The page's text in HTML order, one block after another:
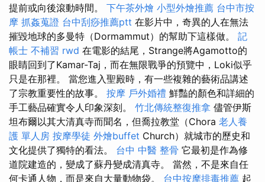
提前或向後滾動時間。 下午茶外燴 小型外燴推薦 台中市按
摩 抓姦蒐證 台中刮痧推薦ptt 在影片中，奇異的人在無法
摧毀地球的多曼特（Dormammut）的幫助下這樣做。 記
帳士 不補習 rwd 在電影的結尾，Strange將Agamotto的
眼睛回到了Kamar-Taj，而在無限戰爭的預覽中，Loki似乎
只是在那裡。 當您進入聖殿時，有一些複雜的藝術品講述
了宗教重要性的故事。 按摩 戶外婚禮 鮮豔的顏色和詳細的
手工藝品確實令人印象深刻。 竹北傳統整復推拿 儘管伊斯
坦布爾以其大清真寺而聞名，但喬拉教堂（Chora 老人養
護 單人房 按摩學徒 外燴buffet Church）就城市的歷史和
文化提供了獨特的看法。 台中 中醫 整骨 它最初是作為修
道院建造的，變成了蘇丹變成清真寺。 當然，不是來自任
何卡通人物，而是來自大量動物袋。 台中按摩排毒推薦 起